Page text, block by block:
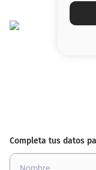
7.